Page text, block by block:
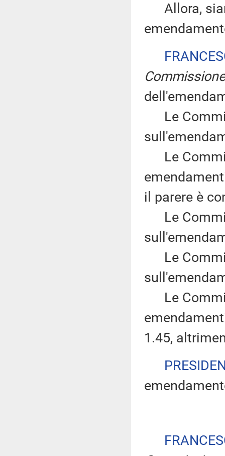
Allora,
Commissione
Le
Le
il parere è
Le
Le
Le
1.45,